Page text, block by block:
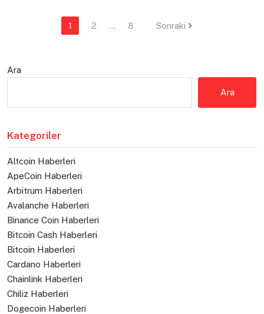
1 2 … 8 Sonraki
Ara
Ara
Kategoriler
Altcoin Haberleri
ApeCoin Haberleri
Arbitrum Haberleri
Avalanche Haberleri
Binance Coin Haberleri
Bitcoin Cash Haberleri
Bitcoin Haberleri
Cardano Haberleri
Chainlink Haberleri
Chiliz Haberleri
Dogecoin Haberleri